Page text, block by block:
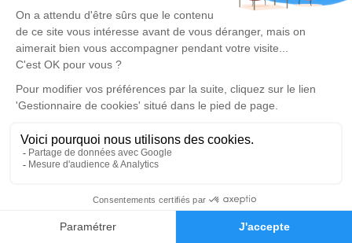
Faire-part Hommages
Un service de plantation d’arbre hommage estdisponible
mercredi 10 avril 2019 à 15h00
Église de Saint-Mathurin-sur-Loire
49250 Saint-Mathurin-sur-Loire
Je rends hommage